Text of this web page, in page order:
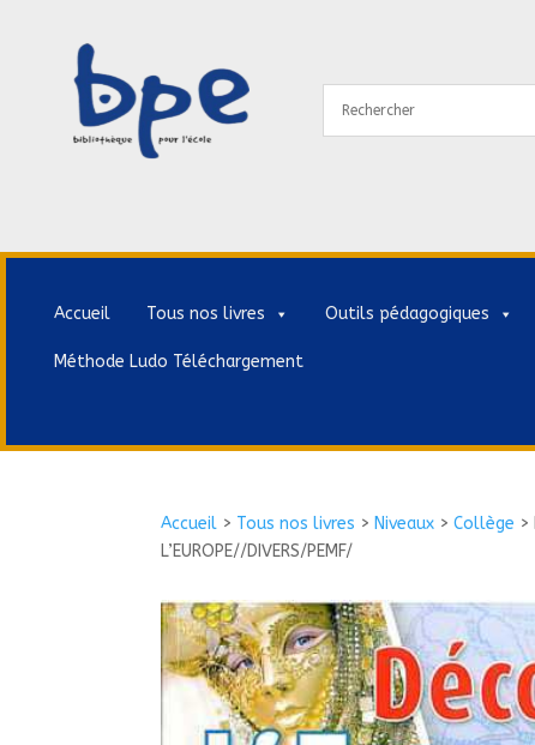
Accueil Tous nos livres Outils pédagogiques
Méthode Ludo Téléchargement
Accueil > Tous nos livres > Niveaux >Collège >
L’EUROPE//DIVERS/PEMF/